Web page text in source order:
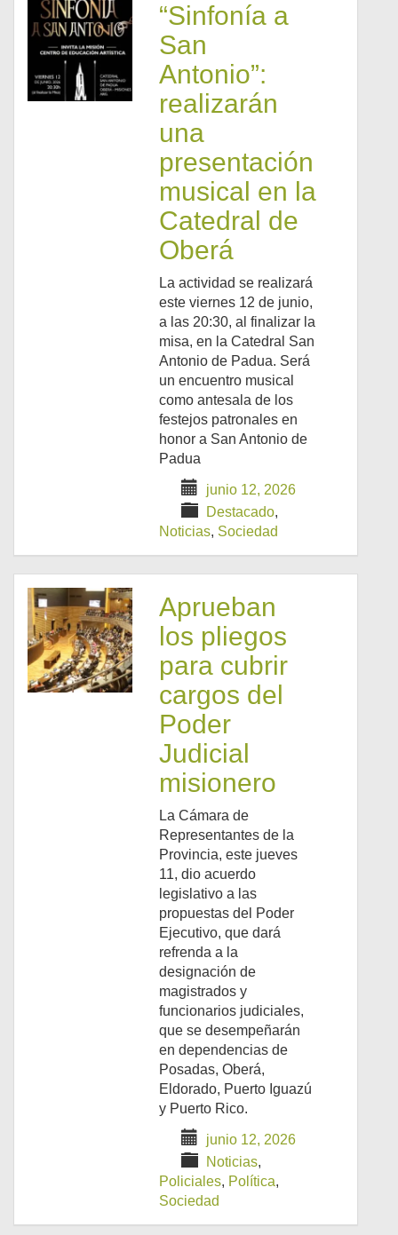
“Sinfonía a
San
Antonio”:
realizarán
una
presentación
musical en la
Catedral de
Oberá
La actividad se realizará
este viernes 12 de junio,
a las 20:30, al finalizar la
misa, en la Catedral San
Antonio de Padua. Será
un encuentro musical
como antesala de los
festejos patronales en
honor a San Antonio de
Padua
junio 12, 2026
Destacado,
Noticias, Sociedad
Aprueban
los pliegos
para cubrir
cargos del
Poder
Judicial
misionero
La Cámara de
Representantes de la
Provincia, este jueves
11, dio acuerdo
legislativo a las
propuestas del Poder
Ejecutivo, que dará
refrenda a la
designación de
magistrados y
funcionarios judiciales,
que se desempeñarán
en dependencias de
Posadas, Oberá,
Eldorado, Puerto Iguazú
y Puerto Rico.
junio 12, 2026
Noticias,
Policiales, Política,
Sociedad